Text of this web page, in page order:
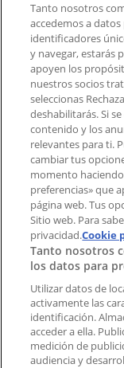
Contacto
Tienda mal
Notificar un
¿Encontraste
aplicación?
Índices
Marcas
Marcas
Negocios
Negocios
Productos
Productos
Ciudades
Descargar la
Tanto nosotros
accedemos a
identificadores
y navegar, estarás
apoyen los
nuestros socios
seleccionas
deshabilitarás. Si
contenido y los
relevantes para ti.
cambiar tus
momento haciendo
preferencias» que
página web. Tus
Sitio web. Para
privacidad.Cookie
Tanto nosotros
los datos para
Utilizar datos de
activamente las
identificación.
acceder a ella.
medición de
audiencia y